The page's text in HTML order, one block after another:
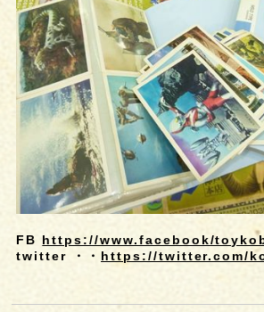
FB https://www.facebook/
twitter ・・ https://twitter.com/